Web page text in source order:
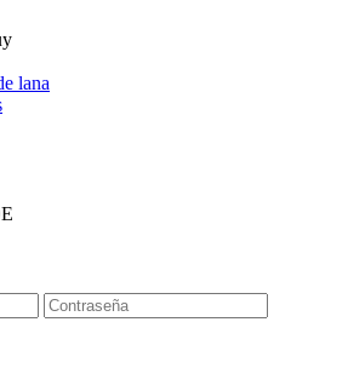
lana